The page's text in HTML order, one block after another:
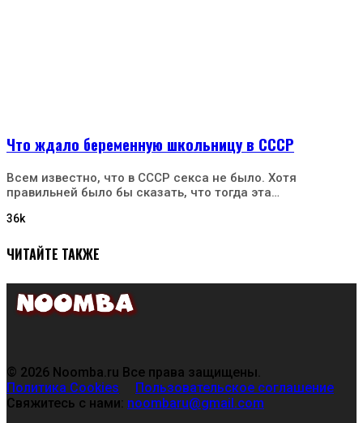
Что ждало беременную школьницу в СССР
Всем известно, что в СССР секса не было. Хотя
правильней было бы сказать, что тогда эта…
36k
ЧИТАЙТЕ ТАКЖЕ
© 2026 Noomba.ru Все права защищены.
Политика Cookies
Пользовательское соглашение
Свяжитесь с нами: noombaru@gmail.com